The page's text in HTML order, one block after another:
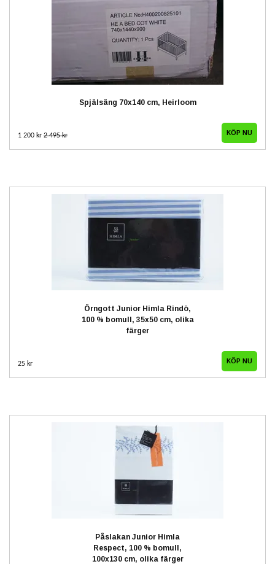
Spjälsäng 70x140 cm, Heirloom
1 200 kr 2 495 kr
Örngott Junior Himla Rindö,
100 % bomull, 35x50 cm, olika
färger
25 kr
Påslakan Junior Himla
Respect, 100 % bomull,
100x130 cm, olika färger